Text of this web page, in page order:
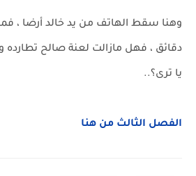
وهنا سقط الهاتف من يد خالد أرضا ،
دقائق ، فهل مازالت لعنة صالح
يا ترى؟..
الفصل الثالث من هنا